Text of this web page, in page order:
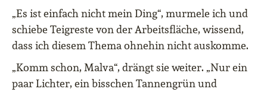
„Es ist einfach nicht mein Ding“, murmele ich und
schiebe Teigreste von der Arbeitsfläche, wissend,
dass ich diesem Thema ohnehin nicht auskomme.
„Komm schon, Malva“, drängt sie weiter. „Nur ein
paar Lichter, ein bisschen Tannengrün und